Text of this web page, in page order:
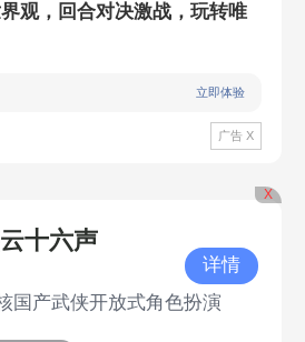
观，回合对决激战，玩转唯
立即体验
广告 X
X
十六声
国产武侠开放式角色扮演
详情